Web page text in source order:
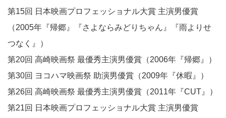
第15回 日本映画プロフェッショナル大賞 主演男優賞
（2005年『帰郷』『さよならみどりちゃん』『雨よりせ
つなく』）
第20回 高崎映画祭 最優秀主演男優賞（2006年『帰郷』）
第30回 ヨコハマ映画祭 助演男優賞（2009年『休暇』）
第26回 高崎映画祭 最優秀主演男優賞（2011年『CUT』）
第21回 日本映画プロフェッショナル大賞 主演男優賞